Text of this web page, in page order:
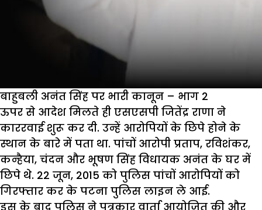
बाहुबली अनंत सिंह पर भारी कानून – भाग 2
ऊपर से आदेश मिलते ही एसएसपी जितेंद्र राणा ने
काररवाई शुरू कर दी. उन्हें आरोपियों के छिपे होने के
स्थान के बारे में पता था. पांचों आरोपी प्रताप, रविशंकर,
कन्हैया, चंदन और भूषण सिंह विधायक अनंत के घर में
छिपे थे. 22 जून, 2015 को पुलिस पांचों आरोपियों को
गिरफ्तार कर के पटना पुलिस लाइन ले आई.
इस के बाद पुलिस ने पत्रकार वार्ता आयोजित की और